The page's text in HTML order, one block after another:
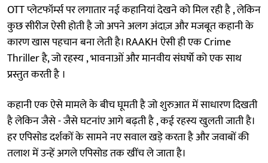
OTT प्लेटफॉर्म्स पर लगातार नई कहानियां देखने को मिल रही है , लेकिन
कुछ सीरीज ऐसी होती है जो अपने अलग अंदाज़ और मजबूत कहानी के
कारण खास पहचान बना लेती है। RAAKH ऐसी ही एक Crime
Thriller है, जो रहस्य , भावनाओं और मानवीय संघर्षो को एक साथ
प्रस्तुत करती है ।
कहानी एक ऐसे मामले के बीच घूमती है जो शुरुआत में साधारण दिखती
है लेकिन जैसे - जैसे घटनांए आगे बढ़ती है , कई रहस्य खुलती जाती है।
हर एपिसोड दर्शकों के सामने नए सवाल खड़े करता है और जवाबों की
तलाश में उन्हें अगले एपिसोड तक खींच ले जाता है।